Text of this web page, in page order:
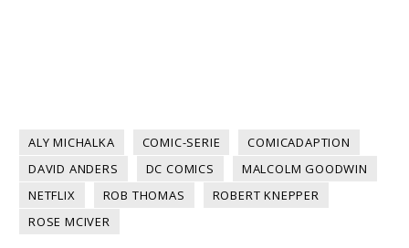
ALY MICHALKA COMIC-SERIE
COMICADAPTION
DAVID ANDERS
DC COMICS
MALCOLM GOODWIN
NETFLIX
ROB THOMAS
ROBERT KNEPPER
ROSE MCIVER